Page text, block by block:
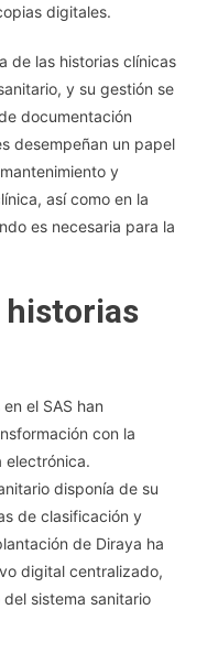
digitales.
de las historias clínicas
y su gestión se
documentación
desempeñan un papel
y
así como en la
es necesaria para la
historias
el SAS han
con la
electrónica.
disponía de su
de clasificación y
de Diraya ha
digital centralizado,
sistema sanitario